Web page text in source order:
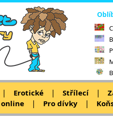
| Erotické | Střílecí |
| Pro dívky |